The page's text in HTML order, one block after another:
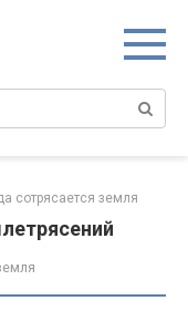
сотрясается земля